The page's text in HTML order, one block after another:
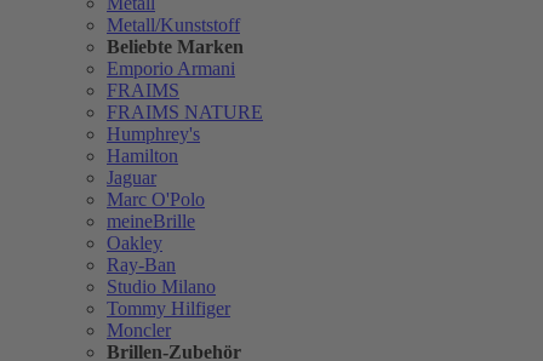
Metall/Kunststoff
Beliebte Marken
Emporio Armani
FRAIMS
FRAIMS NATURE
Humphrey's
Hamilton
Jaguar
Marc O'Polo
meineBrille
Oakley
Ray-Ban
Studio Milano
Tommy Hilfiger
Moncler
Brillen-Zubehör